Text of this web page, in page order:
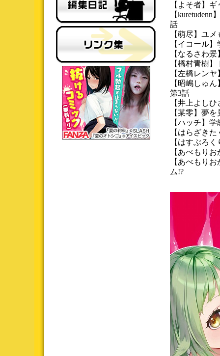
【よそ者】
【
話
【萌尽】ユ
【イコール
【なるさわ
【橋村青樹
【左橋レン
【昭嶋しゅ
第3話
【井上よし
【某零】夢
【ハッチ】
【はらざき
【はすぶろ
【あべもり
【あべもり
ム!?